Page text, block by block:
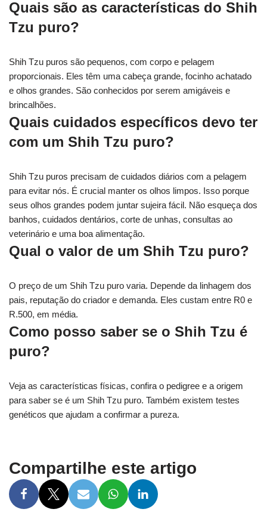
Quais são as características do Shih
Tzu puro?
Shih Tzu puros são pequenos, com corpo e pelagem
proporcionais. Eles têm uma cabeça grande, focinho achatado
e olhos grandes. São conhecidos por serem amigáveis e
brincalhões.
Quais cuidados específicos devo ter
com um Shih Tzu puro?
Shih Tzu puros precisam de cuidados diários com a pelagem
para evitar nós. É crucial manter os olhos limpos. Isso porque
seus olhos grandes podem juntar sujeira fácil. Não esqueça dos
banhos, cuidados dentários, corte de unhas, consultas ao
veterinário e uma boa alimentação.
Qual o valor de um Shih Tzu puro?
O preço de um Shih Tzu puro varia. Depende da linhagem dos
pais, reputação do criador e demanda. Eles custam entre R0 e
R.500, em média.
Como posso saber se o Shih Tzu é
puro?
Veja as características físicas, confira o pedigree e a origem
para saber se é um Shih Tzu puro. Também existem testes
genéticos que ajudam a confirmar a pureza.
Compartilhe este artigo